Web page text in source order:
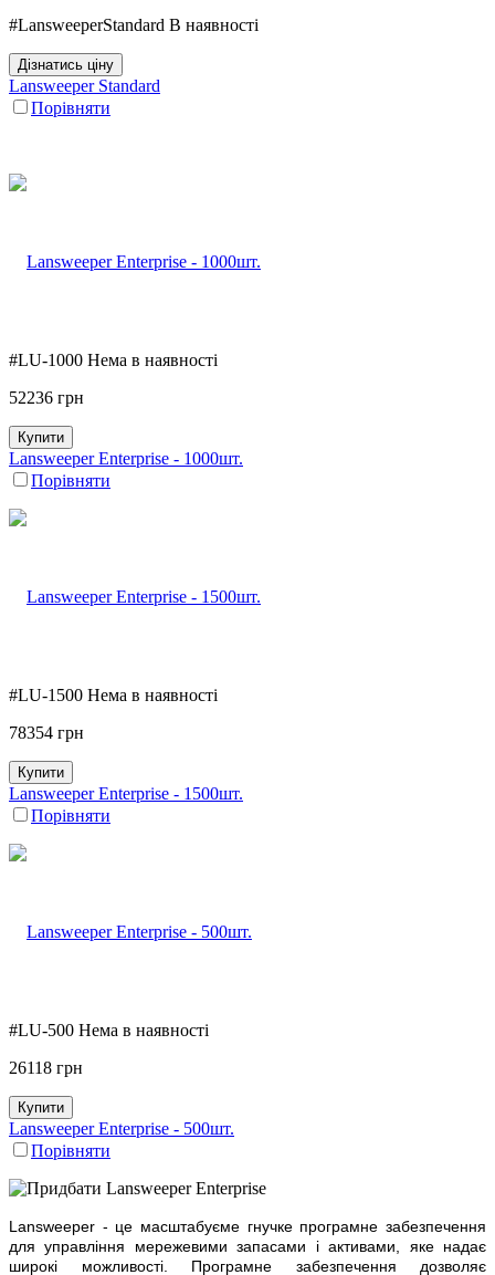
#LansweeperStandard В наявності
Дізнатись ціну
Lansweeper Standard
Порівняти
#LU-1000 Нема в наявності
52236 грн
Купити
Lansweeper Enterprise - 1000шт.
Порівняти
#LU-1500 Нема в наявності
78354 грн
Купити
Lansweeper Enterprise - 1500шт.
Порівняти
#LU-500 Нема в наявності
26118 грн
Купити
Lansweeper Enterprise - 500шт.
Порівняти
Lansweeper - це масштабуєме гнучке програмне забезпечення
для управління мережевими запасами і активами, яке надає
широкі можливості. Програмне забезпечення дозволяє